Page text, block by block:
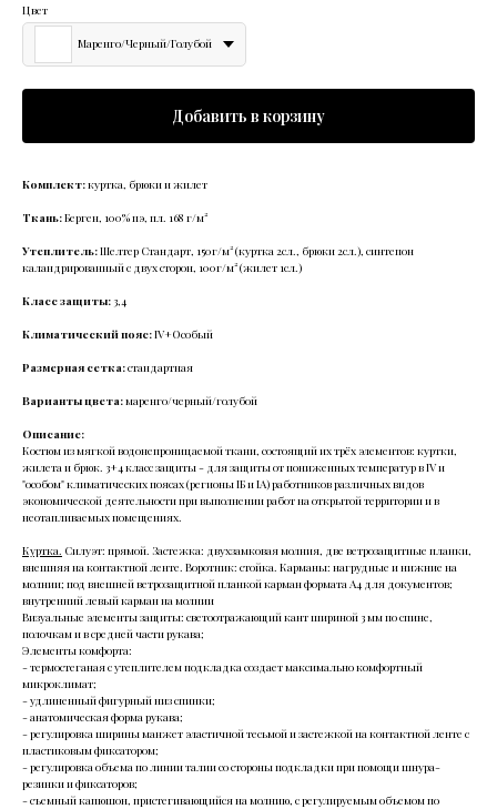
Цвет
Маренго/Черный/Голубой
Добавить в корзину
Комплект:куртка, брюки и жилет
Ткань:Берген, 100% пэ, пл. 168 г/м²
Утеплитель:Шелтер Стандарт, 150г/м² (куртка 2сл., брюки 2сл.), синтепон
каландрированный с двух сторон, 100г/м² (жилет 1сл.)
Класс защиты: 3,4
Климатический пояс:IV+Особый
Размерная сетка:стандартная
Варианты цвета:маренго/черный/голубой
Описание:
Костюм из мягкой водонепроницаемой ткани, состоящий их трёх элементов: куртки,
жилета и брюк. 3+4 класс защиты - для защиты от пониженных температур в IV и
"особом" климатических поясах (регионы IБ и IA) работников различных видов
экономической деятельности при выполнении работ на открытой территории и в
неотапливаемых помещениях.
Куртка. Силуэт: прямой. Застежка: двухзамковая молния, две ветрозащитные планки,
внешняя на контактной ленте. Воротник: стойка. Карманы: нагрудные и нижние на
молнии; под внешней ветрозащитной планкой карман формата А4 для документов;
внутренний левый карман на молнии
Визуальные элементы защиты: светоотражающий кант шириной 3 мм по спине,
полочкам и в средней части рукава;
Элементы комфорта:
- термостеганая с утеплителем подкладка создает максимально комфортный
микроклимат;
- удлиненный фигурный низ спинки;
- анатомическая форма рукава;
- регулировка ширины манжет эластичной тесьмой и застежкой на контактной ленте с
пластиковым фиксатором;
- регулировка объема по линии талии со стороны подкладки при помощи шнура-
резинки и фиксаторов;
- съемный капюшон, пристегивающийся на молнию, с регулируемым объемом по